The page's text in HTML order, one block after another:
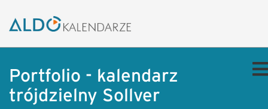
Portfolio - kalendarz
trójdzielny Sollver